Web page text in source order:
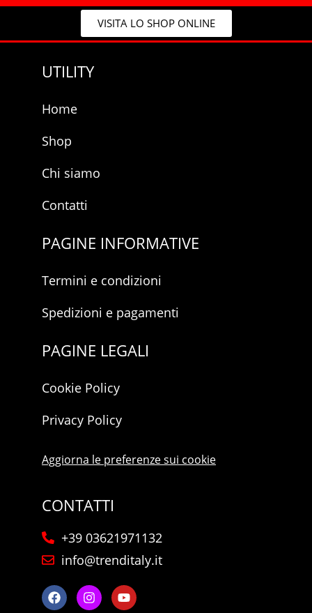
VISITA LO SHOP ONLINE
UTILITY
Home
Shop
Chi siamo
Contatti
PAGINE INFORMATIVE
Termini e condizioni
Spedizioni e pagamenti
PAGINE LEGALI
Cookie Policy
Privacy Policy
Aggiorna le preferenze sui cookie
CONTATTI
+39 03621971132
info@trenditaly.it